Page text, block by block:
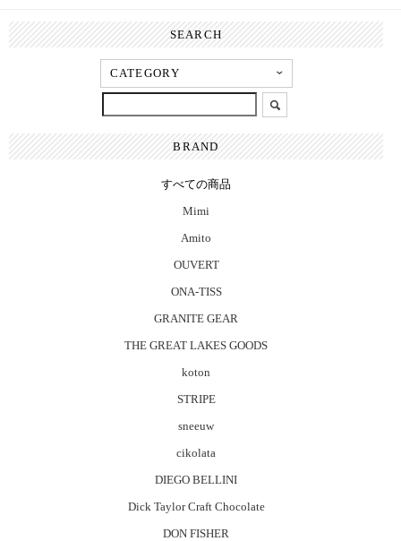
SEARCH
BRAND
すべての商品
Mimi
Amito
OUVERT
ONA-TISS
GRANITE GEAR
THE GREAT LAKES GOODS
koton
STRIPE
sneeuw
cikolata
DIEGO BELLINI
Dick Taylor Craft Chocolate
DON FISHER